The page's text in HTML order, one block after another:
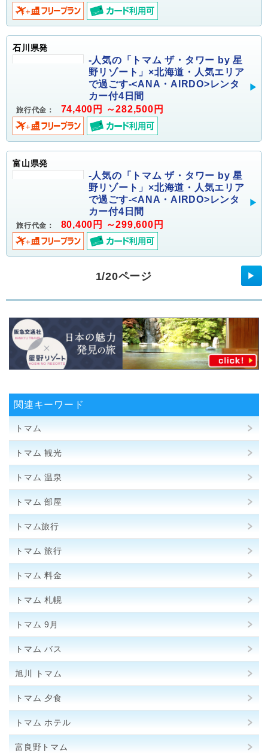
石川県発
-人気の「トマム ザ・タワー by 星
野リゾート」×北海道・人気エリア
で過ごす-<ANA・AIRDO>レンタ
カー付4日間
旅行代金： 74,400円 ～282,500円
富山県発
-人気の「トマム ザ・タワー by 星
野リゾート」×北海道・人気エリア
で過ごす-<ANA・AIRDO>レンタ
カー付4日間
旅行代金： 80,400円 ～299,600円
1/20ページ ▶
関連キーワード
トマム
トマム 観光
トマム 温泉
トマム 部屋
トマム旅行
トマム 旅行
トマム 料金
トマム 札幌
トマム 9月
トマム バス
旭川 トマム
トマム 夕食
トマム ホテル
富良野トマム